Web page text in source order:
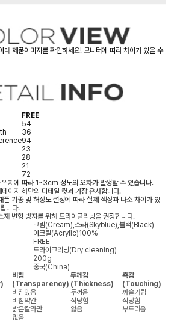
래 제품이미지를 확인하세요! 모니터에 따라 차이가 있을 수
FREE
54
36
94
23
28
21
72
치에 따라 1~3cm 정도의 오차가 발생할 수 있습니다.
이지 하단의 디테일 컷과 가장 유사합니다.
기종 및 해상도 설정에 따라 실제 색상과 다소 차이가 있
니다.
변형 방지를 위해 드라이클리닝을 권장합니다.
크림(Cream),소라(Skyblue),블랙(Black)
아크릴(Acrylic)100%
FREE
드라이크리닝(Dry cleaning)
200g
중국(China)
비침
(Transparency)
두께감
(Thickness)
촉감
(Touching)
비침있음 두꺼움
까슬거림
비침약간 적당함
적당함
밝은칼라만 얇음
부드러움
없음